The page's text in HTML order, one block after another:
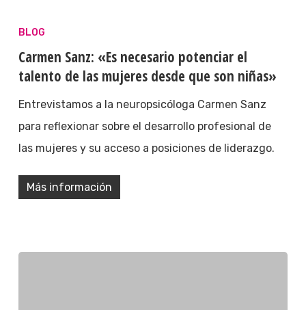
BLOG
Carmen Sanz: «Es necesario potenciar el
talento de las mujeres desde que son niñas»
Entrevistamos a la neuropsicóloga Carmen Sanz
para reflexionar sobre el desarrollo profesional de
las mujeres y su acceso a posiciones de liderazgo.
Más información